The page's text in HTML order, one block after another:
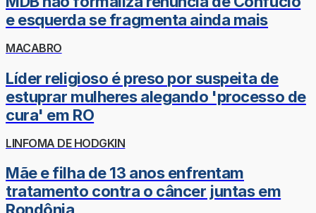
e esquerda se fragmenta ainda mais
MACABRO
Líder religioso é preso por suspeita de
estuprar mulheres alegando 'processo de
cura' em RO
LINFOMA DE HODGKIN
Mãe e filha de 13 anos enfrentam
tratamento contra o câncer juntas em